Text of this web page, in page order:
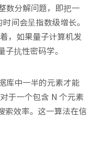
数分解问题，即把一
间会呈指数级增长。
，如果量子计算机发
抗性密码学。
库中一半的元素才能
于一个包含 N 个元素
索效率。这一算法在信